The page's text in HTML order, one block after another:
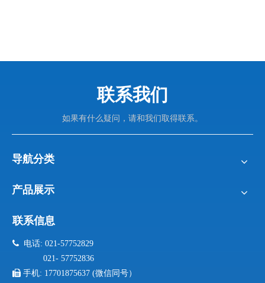
联系我们
如果有什么疑问，请和我们取得联系。
导航分类
产品展示
联系信息
 电话: 021-57752829
021- 57752836
 手机: 17701875637 (微信同号）